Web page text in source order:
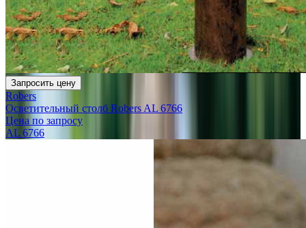
Запросить цену
Robers
Осветительный столб Robers AL 6766
Цена по запросу
AL 6766